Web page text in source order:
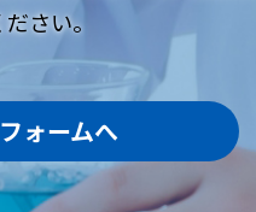
さい。
ォームへ